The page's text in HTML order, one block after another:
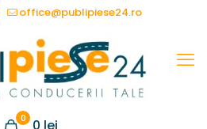
office@publipiese24.ro
0